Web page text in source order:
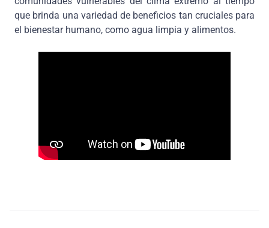
que brinda una variedad de beneficios tan cruciales para
el bienestar humano, como agua limpia y alimentos.